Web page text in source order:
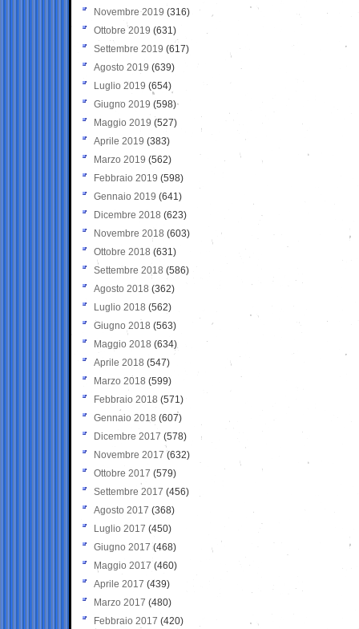
Novembre 2019 (316)
Ottobre 2019 (631)
Settembre 2019 (617)
Agosto 2019 (639)
Luglio 2019 (654)
Giugno 2019 (598)
Maggio 2019 (527)
Aprile 2019 (383)
Marzo 2019 (562)
Febbraio 2019 (598)
Gennaio 2019 (641)
Dicembre 2018 (623)
Novembre 2018 (603)
Ottobre 2018 (631)
Settembre 2018 (586)
Agosto 2018 (362)
Luglio 2018 (562)
Giugno 2018 (563)
Maggio 2018 (634)
Aprile 2018 (547)
Marzo 2018 (599)
Febbraio 2018 (571)
Gennaio 2018 (607)
Dicembre 2017 (578)
Novembre 2017 (632)
Ottobre 2017 (579)
Settembre 2017 (456)
Agosto 2017 (368)
Luglio 2017 (450)
Giugno 2017 (468)
Maggio 2017 (460)
Aprile 2017 (439)
Marzo 2017 (480)
Febbraio 2017 (420)